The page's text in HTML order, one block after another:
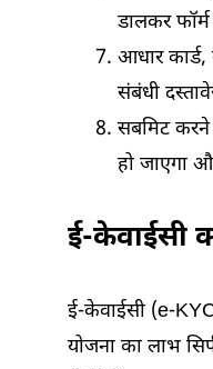
डालकर
आधार
संबंधी
सबमिट करने
हो जाएगा
ई-केवाईसी
ई-केवाईसी (e-
योजना का लाभ